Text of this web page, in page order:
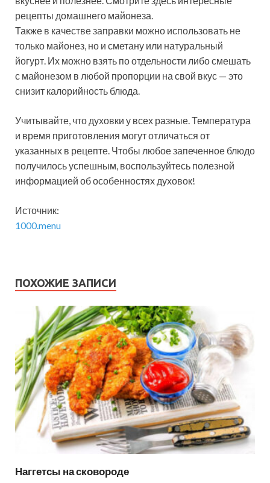
рецепты домашнего майонеза.
Также в качестве заправки можно использовать не
только майонез, но и сметану или натуральный
йогурт. Их можно взять по отдельности либо смешать
с майонезом в любой пропорции на свой вкус — это
снизит калорийность блюда.
Учитывайте, что духовки у всех разные. Температура
и время приготовления могут отличаться от
указанных в рецепте. Чтобы любое запеченное блюдо
получилось успешным, воспользуйтесь полезной
информацией об особенностях духовок!
Источник:
1000.menu
ПОХОЖИЕ ЗАПИСИ
Наггетсы на сковороде